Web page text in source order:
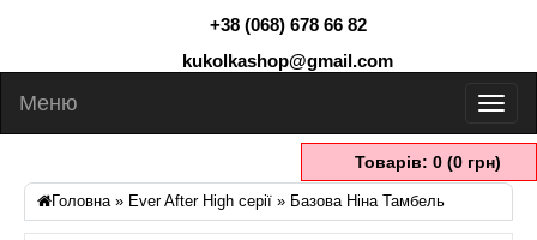
Товарів: 0 (0 грн)
+38 (068) 678 66 82
kukolkashop@gmail.com
Меню
Головна» Ever After High серії » Базова Ніна Тамбель